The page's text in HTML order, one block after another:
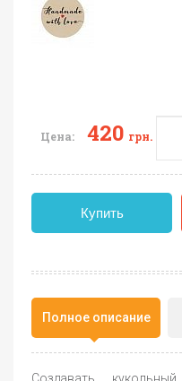
Цена: 420 грн.
Купить
Полное описание